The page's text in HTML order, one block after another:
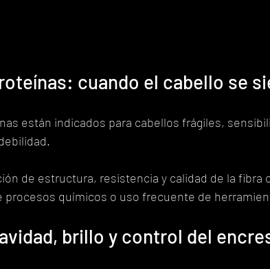
cuando el cabello se
están indicados para cabellos frágiles,
de estructura, resistencia y calidad de la fibra
químicos o uso frecuente de
brillo y control del